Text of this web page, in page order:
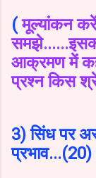
(मूल्यांकन
आक्रमण में
प्रश्न किस
3) सिंध पर